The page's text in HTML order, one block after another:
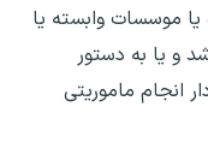
یا موسسات وابسته یا
و یا به دستور
انجام ماموریتی